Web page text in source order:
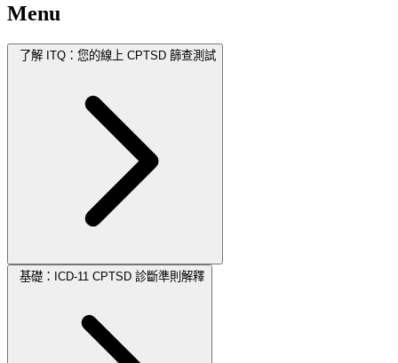
Menu
了解 ITQ：您的線上 CPTSD 篩查測試
基礎：ICD-11 CPTSD 診斷準則解釋